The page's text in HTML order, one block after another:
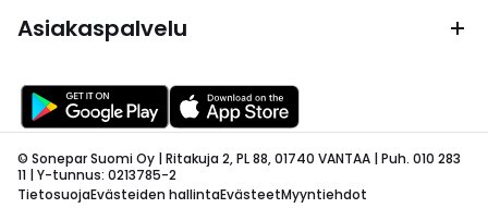
Asiakaspalvelu
© Sonepar Suomi Oy | Ritakuja 2, PL 88, 01740 VANTAA | Puh. 010 283
11 | Y-tunnus: 0213785-2
TietosuojaEvästeiden hallintaEvästeetMyyntiehdot